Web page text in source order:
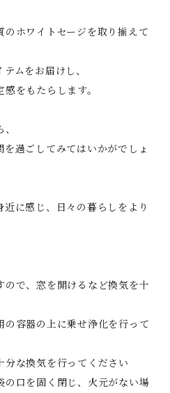
ホワイトセージを取り揃えて
ムをお届けし、
をもたらします。
過ごしてみてはいかがでしょ
に感じ、日々の暮らしをより
ので、窓を開けるなど換気を十
の容器の上に乗せ浄化を行って
分な換気を行ってください
の口を固く閉じ、火元がない場